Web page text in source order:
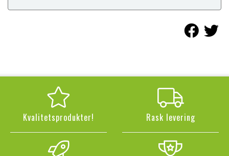
Kvalitetsprodukter! Rask levering